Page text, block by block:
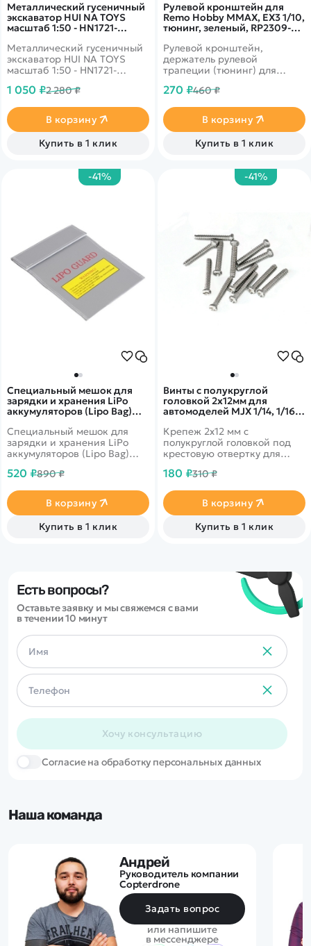
Металлический гусеничный
экскаватор HUI NA TOYS
масштаб 1:50 - HN1721-
Металлический гусеничный
экскаватор HUI NA TOYS
масштаб 1:50 - HN1721-
спецтехника имеет
благодаря которому
представленная модель
ничем не отличается от
настоящего экскаватора.
1 050 ₽2 280 ₽
В корзину
Купить в 1 клик
Рулевой кронштейн для
Remo Hobby MMAX, EX3 1/10,
тюнинг, зеленый, RP2309-
Рулевой кронштейн,
держатель рулевой
трапеции (тюнинг) для
Remo Hobby масштаба 1/10.
270 ₽460 ₽
В корзину
Купить в 1 клик
-41%
Специальный мешок для
зарядки и хранения LiPo
аккумуляторов (Lipo Bag)
GTP-47
Специальный мешок для
зарядки и хранения LiPo
аккумуляторов (Lipo Bag)
520 ₽890 ₽
В корзину
Купить в 1 клик
-41%
Винты с полукруглой
головкой 2х12мм для
автомоделей MJX 1/14, 1/16,
Крепеж 2x12 мм с
полукруглой головкой под
крестовую отвертку для
автомоделей MJX масштаба
180 ₽310 ₽
В корзину
Купить в 1 клик
Есть вопросы?
Оставьте заявку и мы свяжемся с вами
в течении 10 минут
Хочу консультацию
Cогласие на обработку персональных данных
Наша команда
Андрей
Руководитель компании
Copterdrone
Задать вопрос
или напишите
в мессенджере